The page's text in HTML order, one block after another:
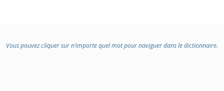
Vous pouvez cliquer sur n’importe quel mot pour naviguer dans le dictionnaire.